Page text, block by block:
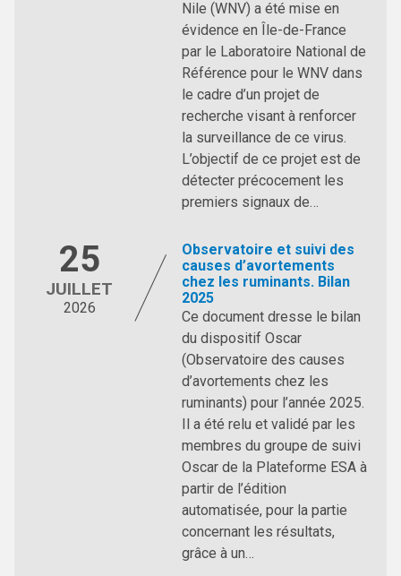
Nile (WNV) a été mise en
évidence en Île-de-France
par le Laboratoire National de
Référence pour le WNV dans
le cadre d’un projet de
recherche visant à renforcer
la surveillance de ce virus.
L’objectif de ce projet est de
détecter précocement les
premiers signaux de…
25
JUILLET
2026
Observatoire et suivi des
causes d’avortements
chez les ruminants. Bilan
2025
Ce document dresse le bilan
du dispositif Oscar
(Observatoire des causes
d’avortements chez les
ruminants) pour l’année 2025.
Il a été relu et validé par les
membres du groupe de suivi
Oscar de la Plateforme ESA à
partir de l’édition
automatisée, pour la partie
concernant les résultats,
grâce à un…